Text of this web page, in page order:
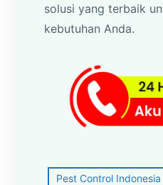
solusi yang terbaik
kebutuhan Anda.
Pest Control Indonesia